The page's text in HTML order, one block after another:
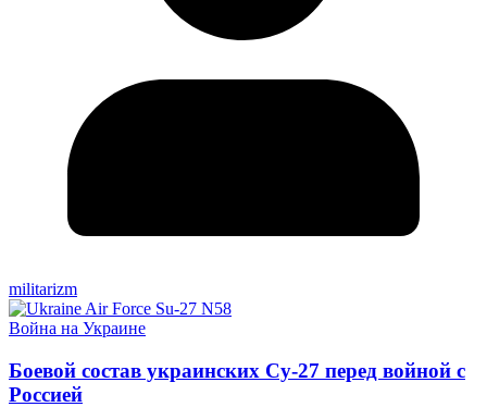
militarizm
Война на Украине
Боевой состав украинских Су-27 перед войной с
Россией